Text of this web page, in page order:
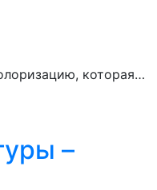
которая…
–